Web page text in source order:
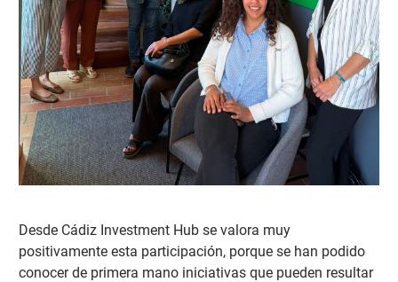
Desde Cádiz Investment Hub se valora muy
positivamente esta participación, porque se han podido
conocer de primera mano iniciativas que pueden resultar